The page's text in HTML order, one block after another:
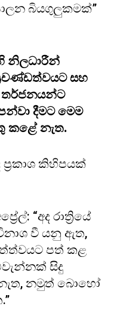
බියගුලුකමක්”
නිලධාරීන්
සහ
තර්ජනයන්ට
දීමට මෙම
කළේ නැත.
ප්‍රකාශ කිහිපයක්
“අද රාත්‍රියේ
වී යනු ඇත,
පත් කළ
සිදු
නැත, නමුත් බොහෝ